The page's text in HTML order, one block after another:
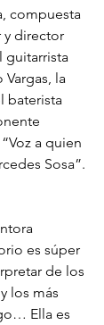
compuesta
y director
guitarrista
Vargas, la
baterista
a quien
Sosa”.
es súper
de los
los más
Ella es